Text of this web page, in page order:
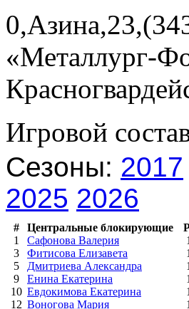
«Металлург-
Игровой
Сезоны: 2017
2025 2026
# Центральные блокирующие
1
Сафонова Валерия
3
Фитисова Елизавета
5
Дмитриева Александра
9
Енина Екатерина
10 Евдокимова Екатерина
12 Воногова Мария